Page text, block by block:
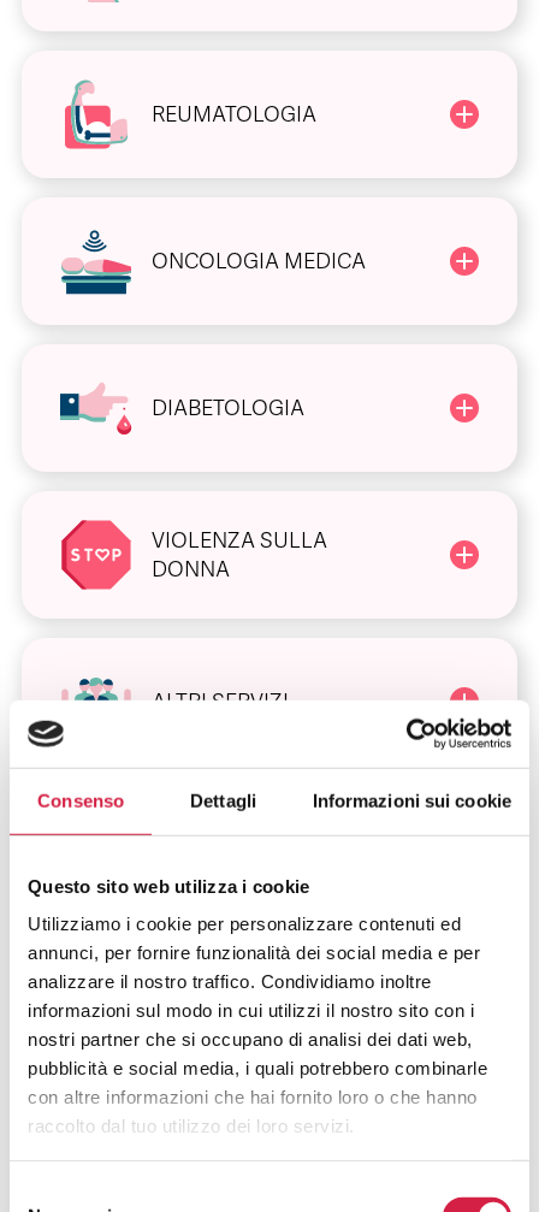
Consenso Dettagli Informazioni sui cookie
Questo sito web utilizza i cookie
Utilizziamo i cookie per personalizzare contenuti ed
annunci, per fornire funzionalità dei social media e per
analizzare il nostro traffico. Condividiamo inoltre
informazioni sul modo in cui utilizzi il nostro sito con i
nostri partner che si occupano di analisi dei dati web,
pubblicità e social media, i quali potrebbero combinarle
con altre informazioni che hai fornito loro o che hanno
raccolto dal tuo utilizzo dei loro servizi.
REUMATOLOGIA
ONCOLOGIA MEDICA
DIABETOLOGIA
VIOLENZA SULLA
DONNA
ALTRI SERVIZI
FAQ SUGLI OSPEDALI BOLLINO
ROSA
Cosa Sono Gli Ospedali Bollino Rosa?
Come Viene Assegnato Il Bollino
Rosa?
Come Riconosco Un Ospedale Bollino